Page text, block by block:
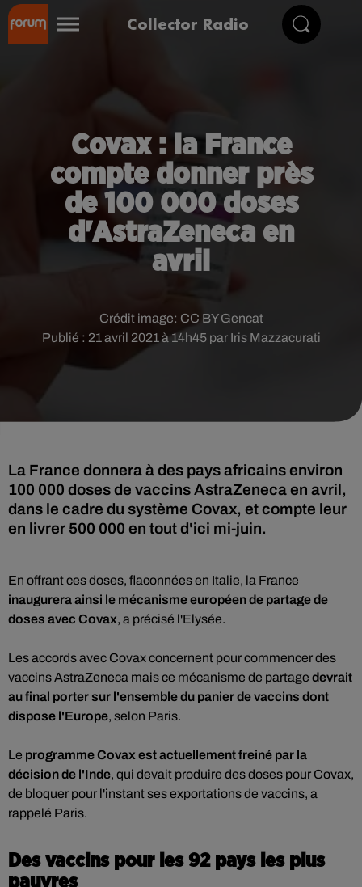
Collector Radio
Covax : la France
compte donner près
de 100 000 doses
d'AstraZeneca en
avril
Publié : 21 avril 2021 à 14h45 par Iris Mazzacurati
Crédit image: CC BY Gencat
La France donnera à des pays africains environ
100 000 doses de vaccins AstraZeneca en avril,
dans le cadre du système Covax, et compte leur
en livrer 500 000 en tout d'ici mi-juin.
En offrant ces doses, flaconnées en Italie, la France
inaugurera ainsi le mécanisme européen de partage de
doses avec Covax, a précisé l'Elysée.
Les accords avec Covax concernent pour commencer des
vaccins AstraZeneca mais ce mécanisme de partage devrait
au final porter sur l'ensemble du panier de vaccins dont
dispose l'Europe, selon Paris.
Le programme Covax est actuellement freiné par la
décision de l'Inde, qui devait produire des doses pour Covax,
de bloquer pour l'instant ses exportations de vaccins, a
rappelé Paris.
Des vaccins pour les 92 pays les plus
pauvres